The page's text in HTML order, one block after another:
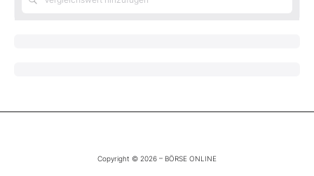
Mein B:O
Copyright © 2026 – BÖRSE ONLINE